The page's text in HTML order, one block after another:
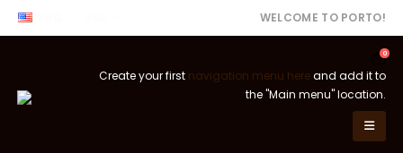
WELCOME TO PORTO!
0
Create your first navigation menu hereand add it to
the "Main menu" location.